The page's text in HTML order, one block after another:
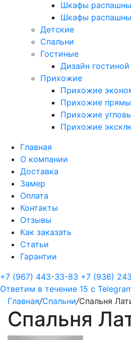
Шкафы
Шкафы
Детские
Спальни
Гостиные
Дизайн гостиной
Прихожие
Прихожие
Прихожие
Прихожие
Прихожие
Главная
О компании
Доставка
Замер
Оплата
Контакты
Отзывы
Как заказать
Статьи
Гарантии
+7 (967) 443-33-83 +7 (936)
Ответим в течение 15 с
Главная/Спальни/Спальня
Спальня